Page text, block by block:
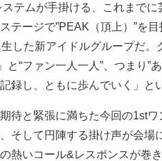
ステムが手掛ける、これまで
テージで”PEAK（頂上）”を
した新アイドルグループだ。
と“ファン一人一人”、つまり”
録し、ともに歩んでいく」と
待と緊張に満ちた今回の1st
そして円陣する掛け声が会場
熱いコール&レスポンスが巻